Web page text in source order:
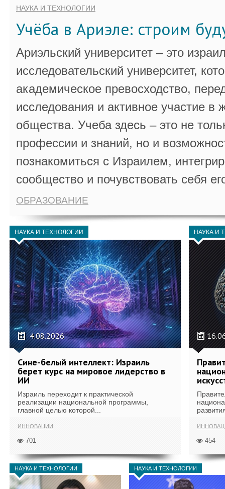
НАУКА И ТЕХНОЛОГИИ
Учёба в Ариэле: строим
Ариэльский университет – это
исследовательский университет,
академическое превосходство,
исследования и активное участие в
общества. Учеба здесь – это не
профессии и знаний, но и
познакомиться с Израилем,
сообщество и почувствовать себя
ОБРАЗОВАНИЕ
НАУКА И ТЕХНОЛОГИИ
4.08.2026
Сине-белый интеллект: Израиль
берет курс на мировое лидерство в
ИИ
Израиль переходит к практической
реализации национальной программы,
главной целью которой...
ИННОВАЦИИ
701
НАУКА И
454
НАУКА И ТЕХНОЛОГИИ НАУКА И ТЕХНОЛОГИИ